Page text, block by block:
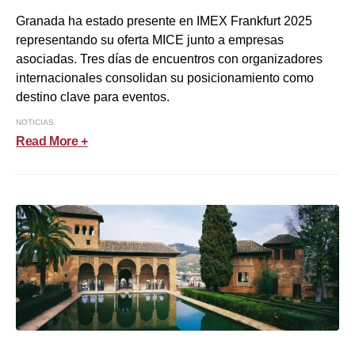
Granada ha estado presente en IMEX Frankfurt 2025
representando su oferta MICE junto a empresas
asociadas. Tres días de encuentros con organizadores
internacionales consolidan su posicionamiento como
destino clave para eventos.
NOTICIAS
Read More +